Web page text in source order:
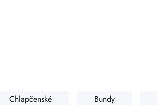
Chlapčenské Bundy